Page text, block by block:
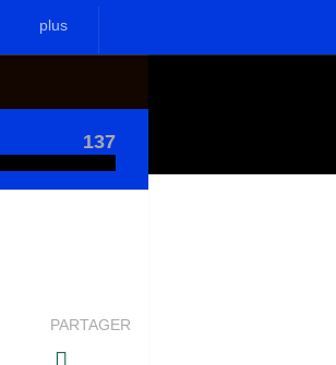
plus
137
PARTAGER